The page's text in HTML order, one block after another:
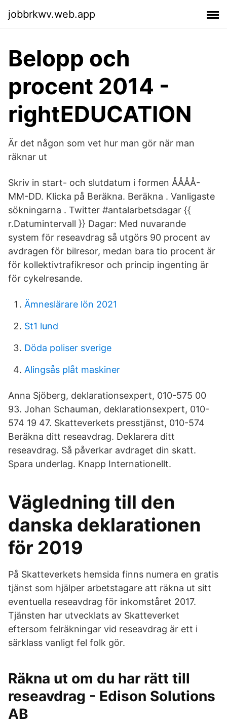
jobbrkwv.web.app
Belopp och
procent 2014 -
rightEDUCATION
Är det någon som vet hur man gör när man
räknar ut
Skriv in start- och slutdatum i formen ÅÅÅÅ-
MM-DD. Klicka på Beräkna. Beräkna . Vanligaste
sökningarna . Twitter #antalarbetsdagar {{
r.Datumintervall }} Dagar: Med nuvarande
system för reseavdrag så utgörs 90 procent av
avdragen för bilresor, medan bara tio procent är
för kollektivtrafikresor och princip ingenting är
för cykelresande.
Ämneslärare lön 2021
St1 lund
Döda poliser sverige
Alingsås plåt maskiner
Anna Sjöberg, deklarationsexpert, 010-575 00
93. Johan Schauman, deklarationsexpert, 010-
574 19 47. Skatteverkets presstjänst, 010-574
Beräkna ditt reseavdrag. Deklarera ditt
reseavdrag. Så påverkar avdraget din skatt.
Spara underlag. Knapp Internationellt.
Vägledning till den
danska deklarationen
för 2019
På Skatteverkets hemsida finns numera en gratis
tjänst som hjälper arbetstagare att räkna ut sitt
eventuella reseavdrag för inkomståret 2017.
Tjänsten har utvecklats av Skatteverket
eftersom felräkningar vid reseavdrag är ett i
särklass vanligt fel folk gör.
Räkna ut om du har rätt till
reseavdrag - Edison Solutions
AB